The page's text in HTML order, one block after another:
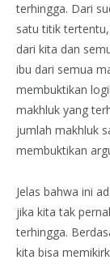
terhingga. Dari
satu titik
dari kita dan
ibu dari semua
membuktikan
makhluk yang
jumlah makhluk
membuktikan
Jelas bahwa ini
jika kita tak
terhingga.
kita bisa